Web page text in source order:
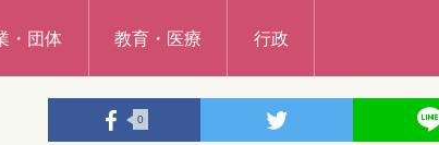
・団体 教育・医療 行政
0